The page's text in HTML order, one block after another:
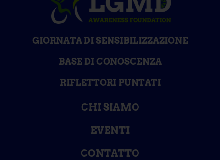
GIORNATA DI SENSIBILIZZAZIONE
BASE DI CONOSCENZA
RIFLETTORI PUNTATI
CHI SIAMO
EVENTI
CONTATTO